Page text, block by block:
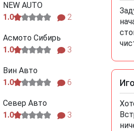
NEW AUTO
1.0
2
Асмото Сибирь
1.0
3
Вин Авто
1.0
6
Север Авто
1.0
3